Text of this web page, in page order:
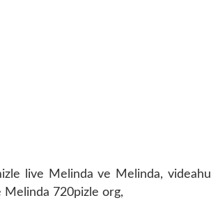
live Melinda ve Melinda, videahu
Melinda 720pizle org,